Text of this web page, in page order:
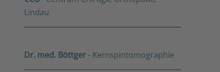
Lindau
Dr. med. Böttger- Kernspintomographie